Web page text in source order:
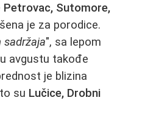
Petrovac, Sutomore,
je za porodice.
sadržaja", sa lepom
avgustu takođe
je blizina
su Lučice, Drobni